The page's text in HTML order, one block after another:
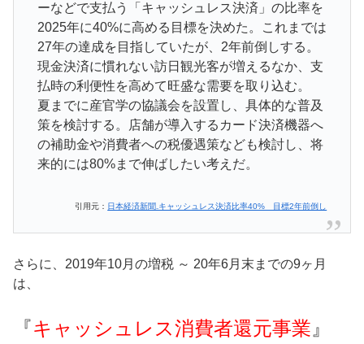
ーなどで支払う「キャッシュレス決済」の比率を
2025年に40%に高める目標を決めた。これまでは
27年の達成を目指していたが、2年前倒しする。
現金決済に慣れない訪日観光客が増えるなか、支
払時の利便性を高めて旺盛な需要を取り込む。
夏までに産官学の協議会を設置し、具体的な普及
策を検討する。店舗が導入するカード決済機器へ
の補助金や消費者への税優遇策なども検討し、将
来的には80%まで伸ばしたい考えだ。
引用元： 日本経済新聞₋キャッシュレス決済比率40% 目標2年前倒し
さらに、2019年10月の増税 ～ 20年6月末までの9ヶ月
は、
『キャッシュレス消費者還元事業 』